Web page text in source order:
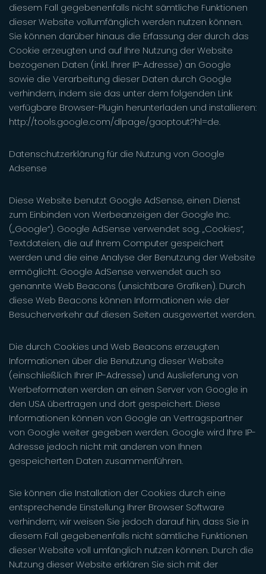
diesem Fall gegebenenfalls nicht sämtliche Funktionen
dieser Website vollumfänglich werden nutzen können.
Sie können darüber hinaus die Erfassung der durch das
Cookie erzeugten und auf Ihre Nutzung der Website
bezogenen Daten (inkl. Ihrer IP-Adresse) an Google
sowie die Verarbeitung dieser Daten durch Google
verhindern, indem sie das unter dem folgenden Link
verfügbare Browser-Plugin herunterladen und installieren:
http://tools.google.com/dlpage/gaoptout?hl=de.
Datenschutzerklärung für die Nutzung von Google
Adsense
Diese Website benutzt Google AdSense, einen Dienst
zum Einbinden von Werbeanzeigen der Google Inc.
(„Google“). Google AdSense verwendet sog. „Cookies“,
Textdateien, die auf Ihrem Computer gespeichert
werden und die eine Analyse der Benutzung der Website
ermöglicht. Google AdSense verwendet auch so
genannte Web Beacons (unsichtbare Grafiken). Durch
diese Web Beacons können Informationen wie der
Besucherverkehr auf diesen Seiten ausgewertet werden.
Die durch Cookies und Web Beacons erzeugten
Informationen über die Benutzung dieser Website
(einschließlich Ihrer IP-Adresse) und Auslieferung von
Werbeformaten werden an einen Server von Google in
den USA übertragen und dort gespeichert. Diese
Informationen können von Google an Vertragspartner
von Google weiter gegeben werden. Google wird Ihre IP-
Adresse jedoch nicht mit anderen von Ihnen
gespeicherten Daten zusammenführen.
Sie können die Installation der Cookies durch eine
entsprechende Einstellung Ihrer Browser Software
verhindern; wir weisen Sie jedoch darauf hin, dass Sie in
diesem Fall gegebenenfalls nicht sämtliche Funktionen
dieser Website voll umfänglich nutzen können. Durch die
Nutzung dieser Website erklären Sie sich mit der